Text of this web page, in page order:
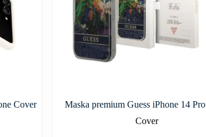
Cover
Maska premium Guess iPhone 14 Pro
Cover